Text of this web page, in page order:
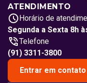
ATENDIMENTO
Horário de
Segunda a Sexta 8h
Telefone
(91) 3311-3800
Entrar em contato